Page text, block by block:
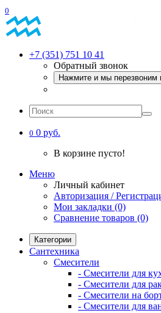
0
+7 (351) 751 10 41
Обратный звонок
Нажмите и мы перезвоним
0 0 руб.
В корзине пусто!
Меню
Личный кабинет
Авторизация /
Мои закладки (0)
Сравнение товаров (0)
Категории
Сантехника
Смесители
- Смесители для
- Смесители для
- Смесители на
- Смесители для